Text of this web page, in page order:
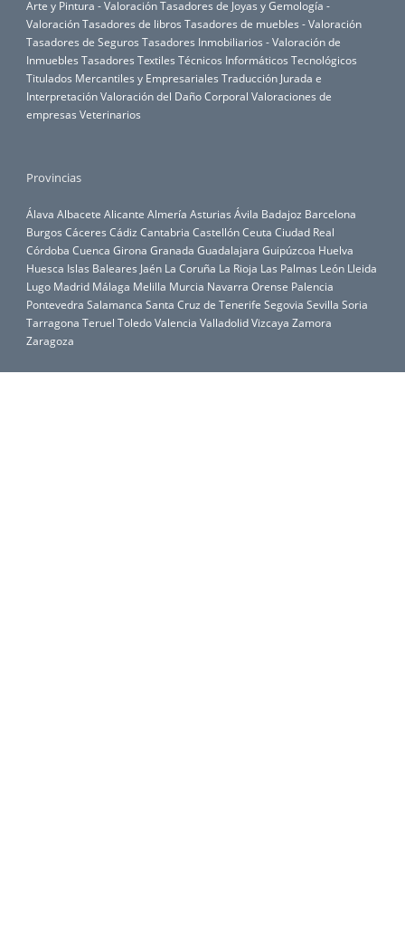
Arte y Pintura - ValoraciónTasadores de Joyas y Gemología -
ValoraciónTasadores de libros Tasadores de muebles - Valoración
Tasadores de Seguros Tasadores Inmobiliarios - Valoración de
Inmuebles Tasadores Textiles Técnicos Informáticos Tecnológicos
Titulados Mercantiles y Empresariales Traducción Jurada e
InterpretaciónValoración del Daño Corporal Valoraciones de
empresas Veterinarios
Provincias
Álava Albacete Alicante Almería Asturias Ávila Badajoz Barcelona
Burgos Cáceres Cádiz Cantabria CastellónCeuta Ciudad Real
Córdoba Cuenca Girona Granada Guadalajara Guipúzcoa Huelva
Huesca Islas Baleares Jaén La Coruña La Rioja Las Palmas León Lleida
Lugo Madrid Málaga Melilla Murcia Navarra Orense Palencia
Pontevedra Salamanca Santa Cruz de Tenerife Segovia Sevilla Soria
Tarragona Teruel ToledoValencia ValladolidVizcaya Zamora
Zaragoza